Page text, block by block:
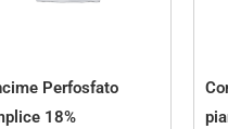
Perfosfato
18%
possono
essere